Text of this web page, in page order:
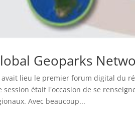
Geoparks
lieu le premier forum digital du
session était l'occasion de se
Avec beaucoup...